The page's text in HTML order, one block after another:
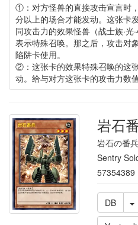
①：对方怪兽的直接攻击宣言时
分以上的场合才能发动。这张卡
同攻击力的效果怪兽（战士族·光
表示特殊召唤。那之后，攻击对
陷阱卡使用。
②：这张卡的效果特殊召唤的这
动。给与对方这张卡的攻击力数值
岩石
岩石の番兵
Sentry
57354389
DB